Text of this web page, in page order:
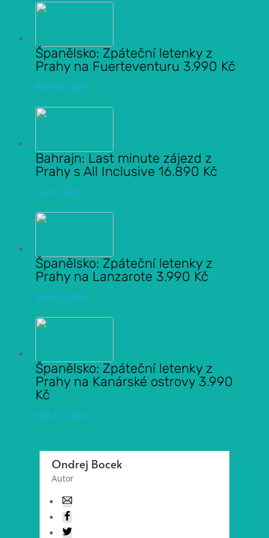
Španělsko: Zpáteční letenky z
Prahy na Fuerteventuru 3.990 Kč
Kvě 08, 2025
Bahrajn: Last minute zájezd z
Prahy s All Inclusive 16.890 Kč
Lis 16, 2024
Španělsko: Zpáteční letenky z
Prahy na Lanzarote 3.990 Kč
Srp 02, 2024
Španělsko: Zpáteční letenky z
Prahy na Kanárské ostrovy 3.990
Kč
Kvě 21, 2024
Ondrej Bocek
Autor